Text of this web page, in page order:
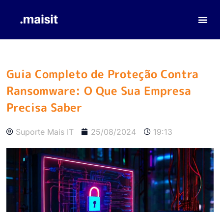
Guia Completo de Proteção Contra
Ransomware: O Que Sua Empresa
Precisa Saber
Suporte Mais IT 25/08/2024 19:13